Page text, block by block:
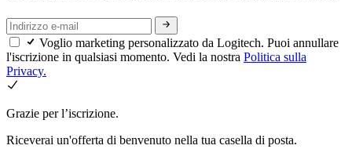
Voglio marketing personalizzato da Logitech. Puoi annullare
l'iscrizione in qualsiasi momento. Vedi la nostra Politica sulla
Privacy.
Grazie per l’iscrizione.
Riceverai un'offerta di benvenuto nella tua casella di posta.